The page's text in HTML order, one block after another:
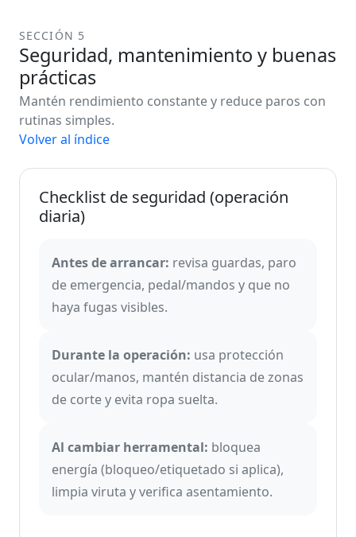
SECCIÓN 5
Seguridad, mantenimiento y buenas
prácticas
Mantén rendimiento constante y reduce paros con
rutinas simples.
Volver al índice
Checklist de seguridad (operación
diaria)
Antes de arrancar: revisa guardas, paro
de emergencia, pedal/mandos y que no
haya fugas visibles.
Durante la operación: usa protección
ocular/manos, mantén distancia de zonas
de corte y evita ropa suelta.
Al cambiar herramental: bloquea
energía (bloqueo/etiquetado si aplica),
limpia viruta y verifica asentamiento.